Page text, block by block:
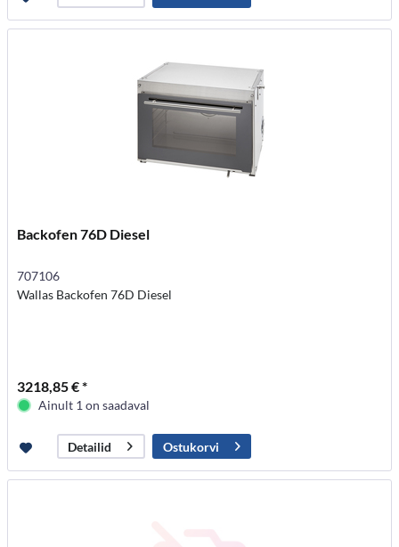
Backofen 76D Diesel
707106
Wallas Backofen 76D Diesel
3218,85 € *
Ainult 1 on saadaval
Detailid Ostukorvi